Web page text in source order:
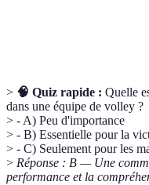
> 🧠 Quiz rapide : Quelle
dans une équipe de volley ?
> - A) Peu d'importance
> - B) Essentielle pour la
> - C) Seulement pour les
> Réponse : B — Une
performance et la